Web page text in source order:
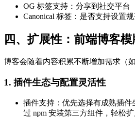
OG 标签支持：分享到社交平台
Canonical 标签：是否支持设置
四、扩展性：前端博客
博客会随着内容积累不断增加需求（
1. 插件生态与配置灵活性
插件支持：优先选择有成熟插件
过 npm 安装第三方组件，轻松扩